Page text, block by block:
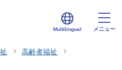
Multilingual メニュー
高齢者福祉